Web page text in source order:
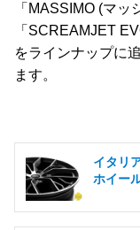
「MASSIMO (マ
「SCREAMJET
をラインナップに
ます。
イタリ
ホイー